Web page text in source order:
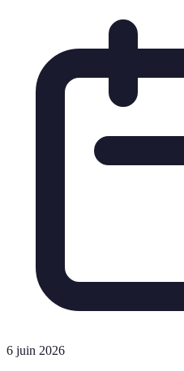
6 juin 2026